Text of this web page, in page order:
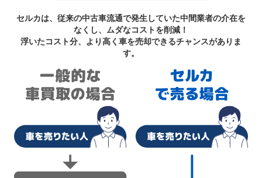
セルカは、従来の中古車流通で発生していた中間業者の介在を
なくし、ムダなコストを削減！
浮いたコスト分、より高く車を売却できるチャンスがありま
す。